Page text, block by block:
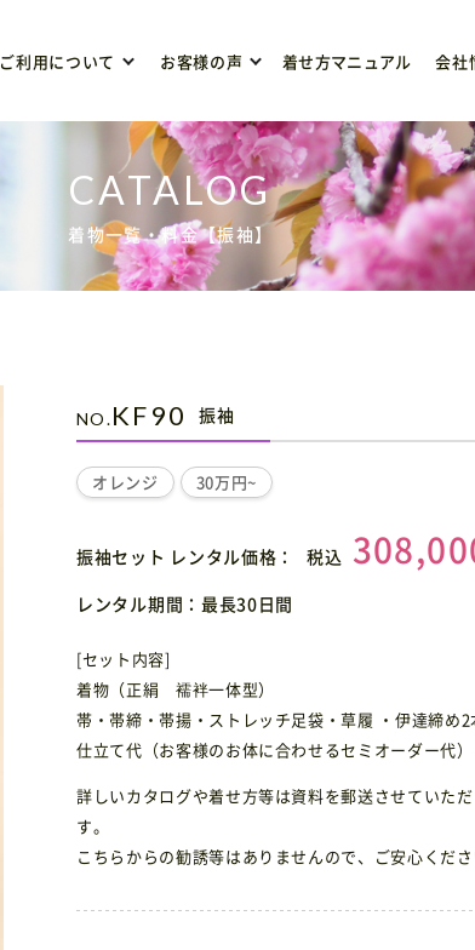
ご利用について お客様の声 着せ方マニュアル 会社
着物一覧・料金【振袖】
KF90 振袖
オレンジ 30万円~
振袖セット レンタル価格： 税込
レンタル期間：最長30日間
[セット内容]
着物（正絹 襦袢一体型）
帯・帯締・帯揚・ストレッチ足袋・草履 ・伊達締め2
仕立て代（お客様のお体に合わせるセミオーダー代
詳しいカタログや着せ方等は資料を郵送させていた
す。
こちらからの勧誘等はありませんので、ご安心くださ